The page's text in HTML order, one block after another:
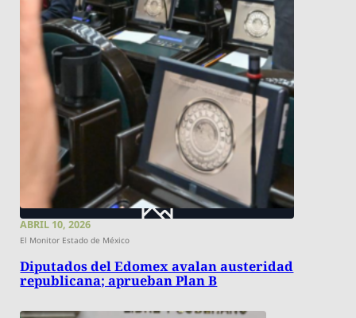
ABRIL 10, 2026
El Monitor Estado de México
Diputados del Edomex avalan austeridad
republicana; aprueban Plan B